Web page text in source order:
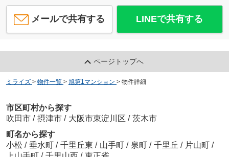
メールで共有する LINEで共有する
ページトップへ
ミライズ > 物件一覧 > 旭第1マンション > 物件詳細
市区町村から探す
吹田市 / 摂津市 / 大阪市東淀川区 / 茨木市
町名から探す
小松 / 垂水町 / 千里丘東 / 山手町 / 泉町 / 千里丘 / 片山町 /